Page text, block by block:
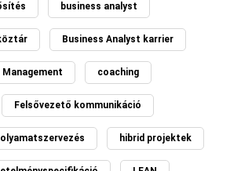
business analyst
Business Analyst karrier
coaching
Felsővezető kommunikáció
hibrid projektek